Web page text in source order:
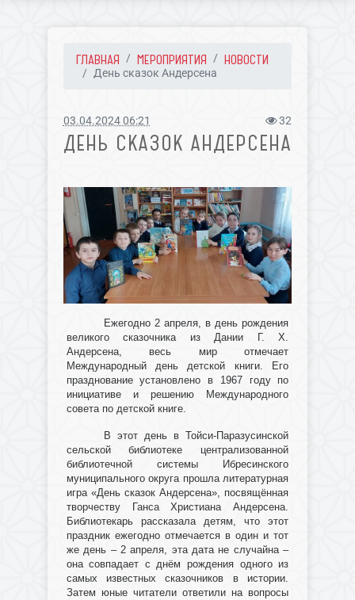
ГЛАВНАЯ МЕРОПРИЯТИЯ НОВОСТИ
День сказок Андерсена
03.04.2024 06:21 32
ДЕНЬ СКАЗОК АНДЕРСЕНА
Ежегодно 2 апреля, в день рождения
великого сказочника из Дании Г. Х.
Андерсена, весь мир отмечает
Международный день детской книги. Его
празднование установлено в 1967 году по
инициативе и решению Международного
совета по детской книге.
В этот день в Тойси-Паразусинской
сельской библиотеке централизованной
библиотечной системы Ибресинского
муниципального округа прошла литературная
игра «День сказок Андерсена», посвящённая
творчеству Ганса Христиана Андерсена.
Библиотекарь рассказала детям, что этот
праздник ежегодно отмечается в один и тот
же день – 2 апреля, эта дата не случайна –
она совпадает с днём рождения одного из
самых известных сказочников в истории.
Затем юные читатели ответили на вопросы